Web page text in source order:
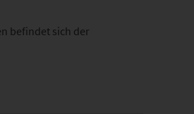
befindet sich der